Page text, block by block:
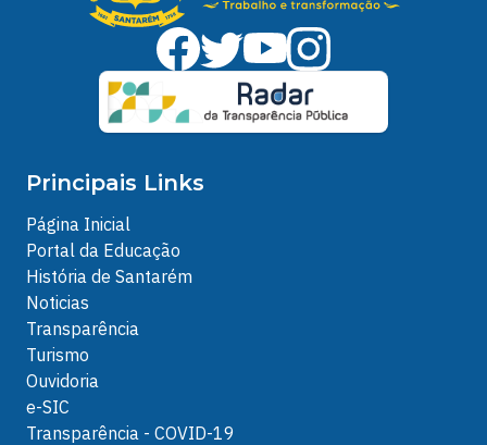
Principais Links
Página Inicial
Portal da Educação
História de Santarém
Noticias
Transparência
Turismo
Ouvidoria
e-SIC
Transparência - COVID-19